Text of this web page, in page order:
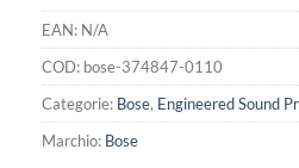
EAN: N/A
COD: bose-374847-0110
Categorie: Bose, Engineered Sound
Marchio: Bose